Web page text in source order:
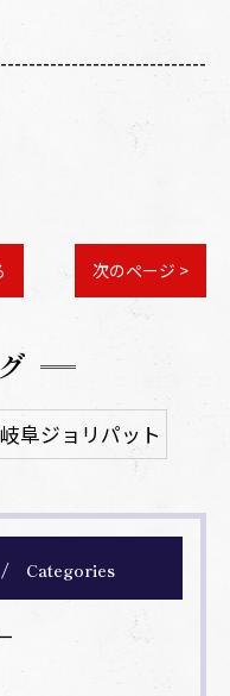
次のページ >
阜ジョリパット
Categories